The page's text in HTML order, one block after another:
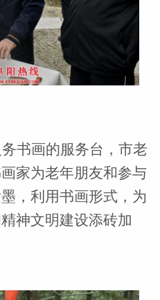
书画的服务台， 市老
家为老年朋友和参与
，利用书画形式，为
神文明建设添砖加